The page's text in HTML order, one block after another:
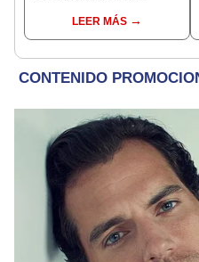
LEER MÁS